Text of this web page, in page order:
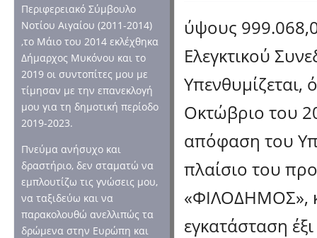
Περιφερειακό Σύμβουλο
Νοτίου Αιγαίου (2011-2014)
,το Μάιο του 2014 εκλέχθηκα
Δήμαρχος Μυκόνου και το
2019 οι συντοπίτες μου με
τίμησαν με την επανεκλογή
μου για τη δημοτική περίοδο
2019-2023.
Πνεύμα ανήσυχο και
δραστήριο, δεν σταματώ να
εμπλουτίζω τις γνώσεις μου,
να ταξιδεύω και να
παρακολουθώ ανελλιπώς τα
δρώμενα στην Ευρώπη και
ύψους
Ελεγκτικού
Υπενθυμίζεται,
Οκτώβριο του
απόφαση του
πλαίσιο του
«ΦΙΛΟΔΗΜΟΣ»,
εγκατάσταση